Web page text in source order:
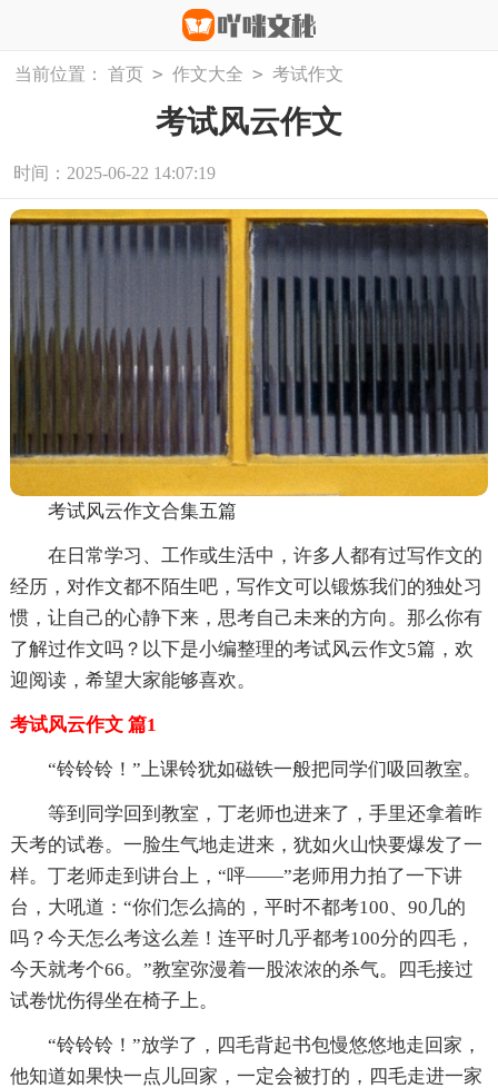
当前位置： 首页 > 作文大全 > 考试作文
考试风云作文
时间：2025-06-22 14:07:19
考试风云作文合集五篇
在日常学习、工作或生活中，许多人都有过写作文的
经历，对作文都不陌生吧，写作文可以锻炼我们的独处习
惯，让自己的心静下来，思考自己未来的方向。那么你有
了解过作文吗？以下是小编整理的考试风云作文5篇，欢
迎阅读，希望大家能够喜欢。
考试风云作文 篇1
“铃铃铃！”上课铃犹如磁铁一般把同学们吸回教室。
等到同学回到教室，丁老师也进来了，手里还拿着昨
天考的试卷。一脸生气地走进来，犹如火山快要爆发了一
样。丁老师走到讲台上，“呯——”老师用力拍了一下讲
台，大吼道：“你们怎么搞的，平时不都考100、90几的
吗？今天怎么考这么差！连平时几乎都考100分的四毛，
今天就考个66。”教室弥漫着一股浓浓的杀气。四毛接过
试卷忧伤得坐在椅子上。
“铃铃铃！”放学了，四毛背起书包慢悠悠地走回家，
他知道如果快一点儿回家，一定会被打的，四毛走进一家